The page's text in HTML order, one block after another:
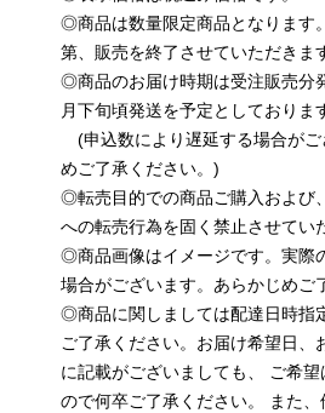
◎商品は数量限定商品となります
第、販売を終了させていただきま
◎商品のお届け時期は受注販売分
月下旬頃発送を予定としておりま
(申込数により遅延する場合がご
めご了承ください。)
◎転売目的での商品ご購入および
への転売行為を固く禁止させてい
◎商品画像はイメージです。実際
場合がございます。あらかじめご
◎商品に関しましては配達日時指
ご了承ください。お届け希望日、
に記載がございましても、 ご希
ので何卒ご了承ください。 また